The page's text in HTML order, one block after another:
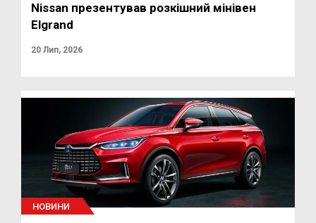
Nissan презентував розкішний мінівен
Elgrand
20 Лип, 2026
НОВИНИ